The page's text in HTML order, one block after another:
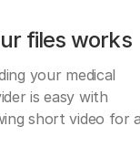
files works
your medical
is easy with
short video for